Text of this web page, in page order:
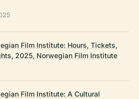
Film Institute: Hours, Tickets,
2025, Norwegian Film Institute
Film Institute: A Cultural